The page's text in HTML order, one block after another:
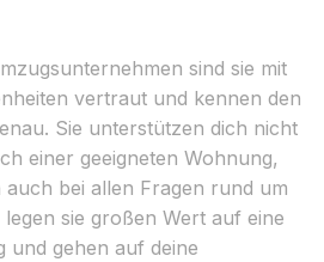
sind sie mit
vertraut und kennen den
Sie unterstützen dich nicht
einer geeigneten Wohnung,
bei allen Fragen rund um
sie großen Wert auf eine
und gehen auf deine